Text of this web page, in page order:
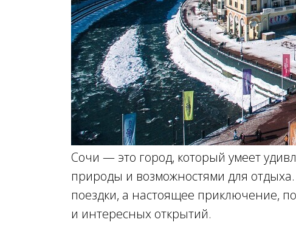
Сочи — это город, который умеет
природы и возможностями для
поездки, а настоящее приключение,
и интересных открытий.